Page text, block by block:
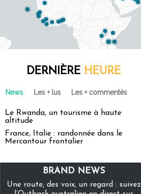
DERNIÈRE HEURE
News Les + lus Les + commentés
Le Rwanda, un tourisme à haute
altitude
France, Italie : randonnée dans le
Mercantour frontalier
BRAND NEWS
Une route, des voix, un regard : suivez